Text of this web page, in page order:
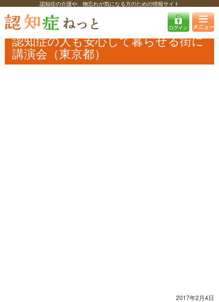
認知症の介護や、物忘れが気になる方のための情報サイト
認知症ねっと 認知症最新ニュース イベント
認知症の人も安心して暮
らせる街に 講演会（東京都）
認知症の人も安心して暮らせる街に
講演会（東京都）
2017年2月4日